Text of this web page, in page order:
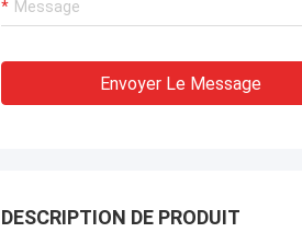
Envoyer Le Message
DESCRIPTION DE PRODUIT